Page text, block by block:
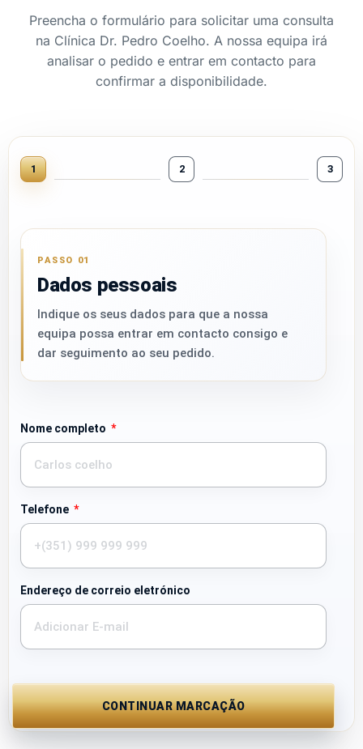
Preencha o formulário para solicitar uma consulta
na Clínica Dr. Pedro Coelho. A nossa equipa irá
analisar o pedido e entrar em contacto para
confirmar a disponibilidade.
1 2 3
PASSO 01
Dados pessoais
Indique os seus dados para que a nossa
equipa possa entrar em contacto consigo e
dar seguimento ao seu pedido.
Nome completo
Telefone
Endereço de correio eletrónico
CONTINUAR MARCAÇÃO